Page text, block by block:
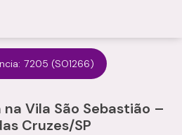
7205 (SO1266)
Vila São Sebastião –
Cruzes/SP